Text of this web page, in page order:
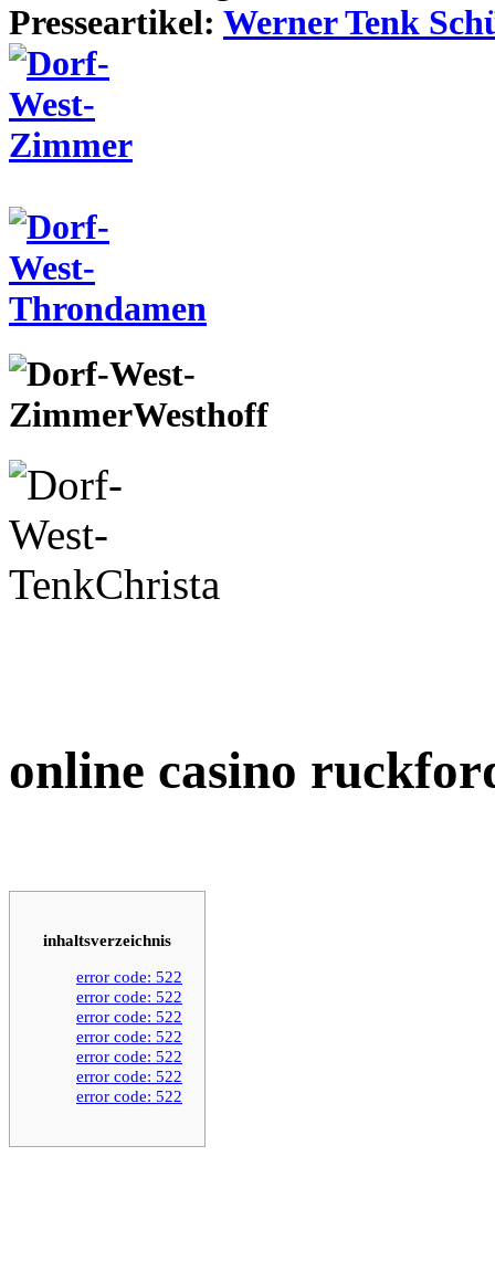
Presseartikel: Werner Tenk
online casino
inhaltsverzeichnis
error code: 522
error code: 522
error code: 522
error code: 522
error code: 522
error code: 522
error code: 522